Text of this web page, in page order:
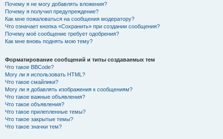
Почему я не могу добавлять вложения?
Почему я получил предупреждение?
Как мне пожаловаться на сообщения модератору?
Что означает кнопка «Сохранить» при создании сообщения?
Почему моё сообщение требует одобрения?
Как мне вновь поднять мою тему?
Форматирование сообщений и типы создаваемых тем
Что такое BBCode?
Могу ли я использовать HTML?
Что такое смайлики?
Могу ли я добавлять изображения к сообщениям?
Что такое важные объявления?
Что такое объявления?
Что такое прилепленные темы?
Что такое закрытые темы?
Что такое значки тем?